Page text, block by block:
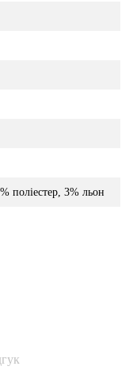
поліестер, 3% льон